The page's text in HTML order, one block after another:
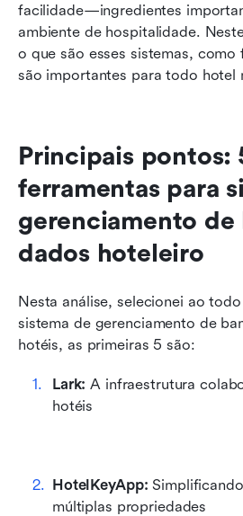
facilidade—ingredientes
ambiente de hospitalidade.
o que são esses sistemas,
são importantes para todo hotel
Principais pontos:
ferramentas para
gerenciamento de
dados hoteleiro
Nesta análise, selecionei ao
sistema de gerenciamento de
hotéis, as primeiras 5 são:
Lark: A infraestrutura
hotéis
HotelKeyApp:
múltiplas propriedades
Leitura relacionada